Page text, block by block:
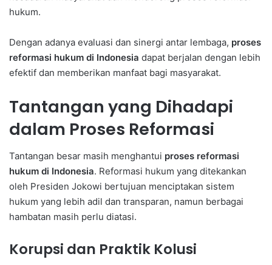
hukum.
Dengan adanya evaluasi dan sinergi antar lembaga, proses
reformasi hukum di Indonesia dapat berjalan dengan lebih
efektif dan memberikan manfaat bagi masyarakat.
Tantangan yang Dihadapi
dalam Proses Reformasi
Tantangan besar masih menghantui proses reformasi
hukum di Indonesia. Reformasi hukum yang ditekankan
oleh Presiden Jokowi bertujuan menciptakan sistem
hukum yang lebih adil dan transparan, namun berbagai
hambatan masih perlu diatasi.
Korupsi dan Praktik Kolusi